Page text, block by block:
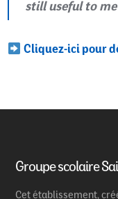
still useful to
Cliquez-ici pour
Groupe scolaire
Cet établissement,